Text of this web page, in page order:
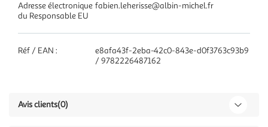
Adresse électronique
du Responsable EU
fabien.leherisse@albin-michel.fr
Réf / EAN :
e8afa43f-2eba-42c0-843e-d0f3763c93b9
/ 9782226487162
Avis clients(0)